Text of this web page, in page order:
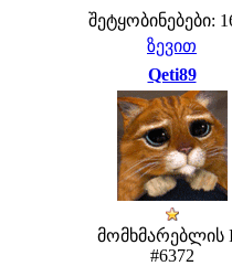
შეტყობინებები:
ზევით
Qeti89
მომხმარებლის
#6372